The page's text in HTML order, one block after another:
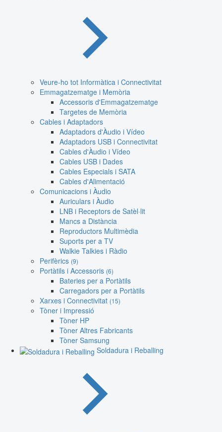
Veure-ho tot Informàtica i Connectivitat
Emmagatzematge i Memòria
Accessoris d'Emmagatzematge
Targetes de Memòria
Cables i Adaptadors
Adaptadors d'Àudio i Vídeo
Adaptadors USB i Connectivitat
Cables d'Àudio i Vídeo
Cables USB i Dades
Cables Especials i SATA
Cables d'Alimentació
Comunicacions i Àudio
Auriculars i Àudio
LNB i Receptors de Satèl·lit
Mancs a Distància
Reproductors Multimèdia
Suports per a TV
Walkie Talkies i Ràdio
Perifèrics (9)
Portàtils i Accessoris (6)
Bateries per a Portàtils
Carregadors per a Portàtils
Xarxes i Connectivitat (15)
Tòner i Impressió
Tòner HP
Tòner Altres Fabricants
Tòner Samsung
Soldadura i Reballing